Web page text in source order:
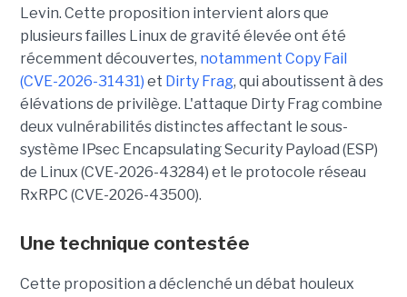
Levin. Cette proposition intervient alors que
plusieurs failles Linux de gravité élevée ont été
récemment découvertes, notamment Copy Fail
(CVE-2026-31431) et Dirty Frag, qui aboutissent à des
élévations de privilège. L'attaque Dirty Frag combine
deux vulnérabilités distinctes affectant le sous-
système IPsec Encapsulating Security Payload (ESP)
de Linux (CVE-2026-43284) et le protocole réseau
RxRPC (CVE-2026-43500).
Une technique contestée
Cette proposition a déclenché un débat houleux